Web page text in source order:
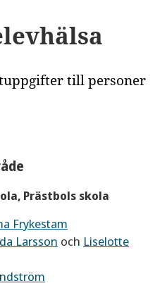
till personer
Prästbols skola
Frykestam
Larsson och Liselotte